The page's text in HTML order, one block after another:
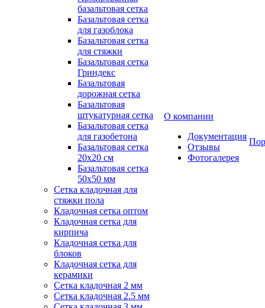
базальтовая сетка
Базальтовая сетка
для газоблока
Базальтовая сетка
для стяжки
Базальтовая сетка
Гриндекс
Базальтовая
дорожная сетка
Базальтовая
штукатурная сетка
Базальтовая сетка
для газобетона
Базальтовая сетка
20x20 см
Базальтовая сетка
50x50 мм
Сетка кладочная для
стяжки пола
Кладочная сетка оптом
Кладочная сетка для
кирпича
Кладочная сетка для
блоков
Кладочная сетка для
керамики
Сетка кладочная 2 мм
Сетка кладочная 2.5 мм
О компании
Документация
Отзывы
Фотогалерея